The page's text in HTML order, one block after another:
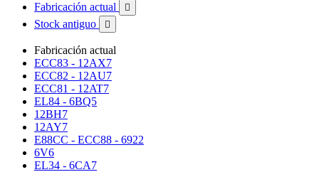
Fabricación actual

Stock antiguo 
Fabricación actual
ECC83 - 12AX7
ECC82 - 12AU7
ECC81 - 12AT7
EL84 - 6BQ5
12BH7
12AY7
E88CC - ECC88 - 6922
6V6
EL34 - 6CA7